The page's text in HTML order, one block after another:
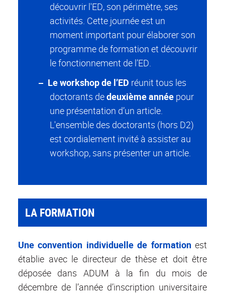
découvrir l'ED, son périmètre, ses
activités. Cette journée est un
moment important pour élaborer son
programme de formation et découvrir
le fonctionnement de l’ED.
Le workshop de l’ED réunit tous les
doctorants dedeuxième année pour
une présentation d’un article.
L'ensemble des doctorants (hors D2)
est cordialement invité à assister au
workshop, sans présenter un article.
LA FORMATION
Une convention individuelle de formation est
établie avec le directeur de thèse et doit être
déposée dans ADUM à la fin du mois de
décembre de l’année d’inscription universitaire